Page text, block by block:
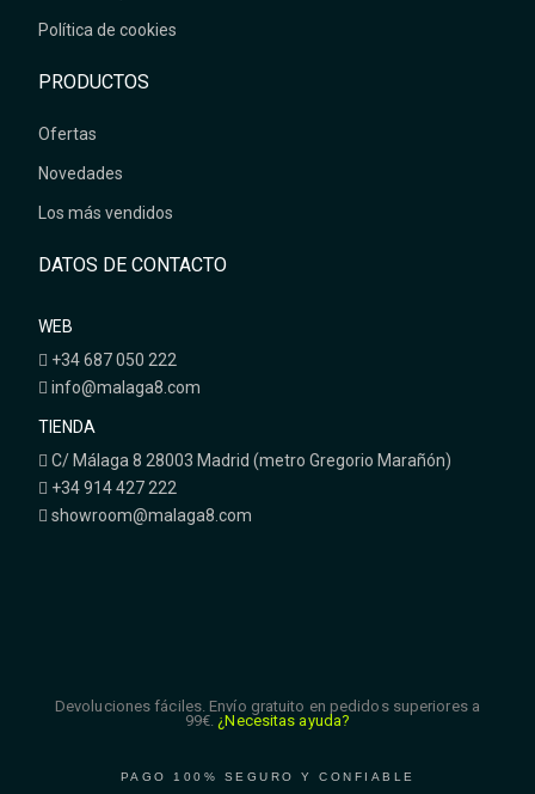
Política de cookies
PRODUCTOS
Ofertas
Novedades
Los más vendidos
DATOS DE CONTACTO
WEB
+34 687 050 222
info@malaga8.com
TIENDA
C/ Málaga 8 28003 Madrid (metro Gregorio Marañón)
+34 914 427 222
showroom@malaga8.com
Devoluciones fáciles. Envío gratuito en pedidos superiores a
99€. ¿Necesitas ayuda?
PAGO 100% SEGURO Y CONFIABLE